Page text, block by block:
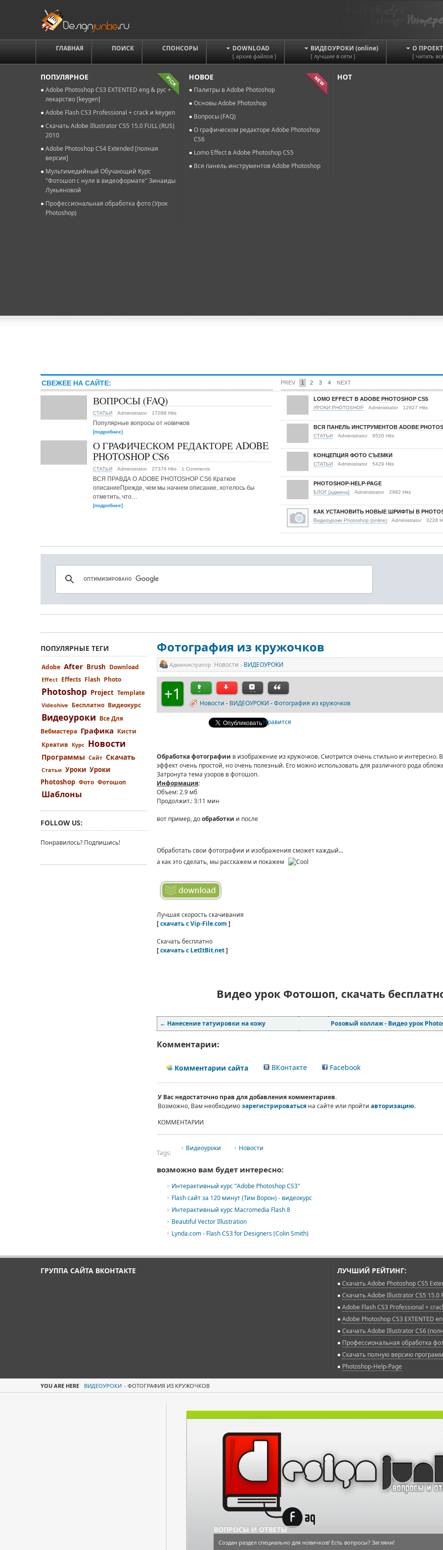
ГЛАВНАЯ ПОИСК СПОНСОРЫ DOWNLOAD
[ архив файлов ]
ВИДЕОУРОКИ (online)
[ лучшие в сети ]
О
[ читать
ПОПУЛЯРНОЕ
Adobe Photoshop CS3 EXTENTED eng & рус +
лекарство [keygen]
Adobe Flash CS3 Professional + crack и keygen
Скачать Adobe Illustrator CS5 15.0 FULL (RUS)
2010
Adobe Photoshop CS4 Extended [полная
версия]
Мультимедийный Обучающий Курс
"Фотошоп с нуля в видеоформате" Зинаиды
Лукьяновой
Профессиональная обработка фото (Урок
Photoshop)
НОВОЕ
Палитры в Adobe Photoshop
Основы Adobe Photoshop
Вопросы (FAQ)
О графическом редакторе Adobe Photoshop
CS6
Lomo Effect в Adobe Photoshop CS5
Вся панель инструментов Adobe Photoshop
HOT
СВЕЖЕЕ НА САЙТЕ:
ВОПРОСЫ (FAQ)
СТАТЬИ Administrator 17098 Hits
Популярные вопросы от новичков
[подробнее]
О ГРАФИЧЕСКОМ РЕДАКТОРЕ ADOBE
PHOTOSHOP CS6
СТАТЬИ Administrator 27376 Hits 1 Comments
ВСЯ ПРАВДА О ADOBE PHOTOSHOP CS6 Краткое
описаниеПрежде, чем мы начнем описание, хотелось бы
отметить, что…
[подробнее]
LOMO EFFECT В ADOBE PHOTOSHOP CS5
УРОКИ PHOTOSHOP Administrator 12927 Hits
ВСЯ ПАНЕЛЬ ИНСТРУМЕНТОВ ADOBE
СТАТЬИ Administrator 9520 Hits
КОНЦЕПЦИЯ ФОТО СЪЕМКИ
СТАТЬИ Administrator 5429 Hits
PHOTOSHOP-HELP-PAGE
БЛОГ [админа] Administrator 2982 Hits
КАК УСТАНОВИТЬ НОВЫЕ ШРИФТЫ В
Видеоуроки Photoshop (online) Administrator 3228
PREV 1 2 3 4 NEXT
Фотография из кружочков
Администратор Новости - ВИДЕОУРОКИ
+1 Новости - ВИДЕОУРОКИ -Фотография из кружочков
Нравится
Обработка фотографии в изображение из кружочков. Смотрится очень стильно и интересно.
эффект очень простой, но очень полезный. Его можно использовать для различного рода
Затронута тема узоров в фотошоп.
Информация:
Объем: 2.9 мб
Продолжит.: 3:11 мин
вот пример, дообработки и после
Обработать свои фотографии и изображения сможет каждый...
а как это сделать, мы расскажем и покажем
Лучшая скорость скачивания
[скачать с Vip-File.com ]
Скачать бесплатно
[скачать с LetItBit.net]
Видео урок Фотошоп, скачать
← Нанесение татуировки на кожу Розовый коллаж - Видео урок
Комментарии:
Комментарии сайта ВКонтакте Facebook
У Вас недостаточно прав для добавления комментариев.
Возможно, Вам необходимозарегистрироваться на сайте или пройтиавторизацию.
КОММЕНТАРИИ
Tags:
Видеоуроки Новости
возможно вам будет интересно:
Интерактивный курс "Adobe Photoshop CS3"
Flash сайт за 120 минут (Тим Ворон) - видеокурс
Интерактивный курс Macromedia Flash 8
Beautiful Vector Illustration
Lynda.com - Flash CS3 for Designers (Colin Smith)
ПОПУЛЯРНЫЕ ТЕГИ
Adobe After Brush Download
Effect Effects Flash Photo
Photoshop Project Template
Videohive Бесплатно Видеокурс
Видеоуроки Все Для
Вебмастера Графика Кисти
Креатив Курс Новости
Программы Сайт Скачать
Статьи Уроки Уроки
Photoshop Фото Фотошоп
Шаблоны
FOLLOW US:
Понравилось? Подпишись!
ГРУППА САЙТА ВКОНТАКТЕ ЛУЧШИЙ РЕЙТИНГ:
Скачать Adobe Photoshop CS5
Скачать Adobe Illustrator CS5 15.0
Adobe Flash CS3 Professional +
Adobe Photoshop CS3 EXTENTED
Скачать Adobe Illustrator CS6
Профессиональная обработка
Скачать полную версию
Photoshop-Help-Page
YOU ARE HERE ВИДЕОУРОКИ - ФОТОГРАФИЯ ИЗ КРУЖОЧКОВ
ВОПРОСЫ И ОТВЕТЫ
Создан раздел специально для новичков! Есть вопросы? Загляни!